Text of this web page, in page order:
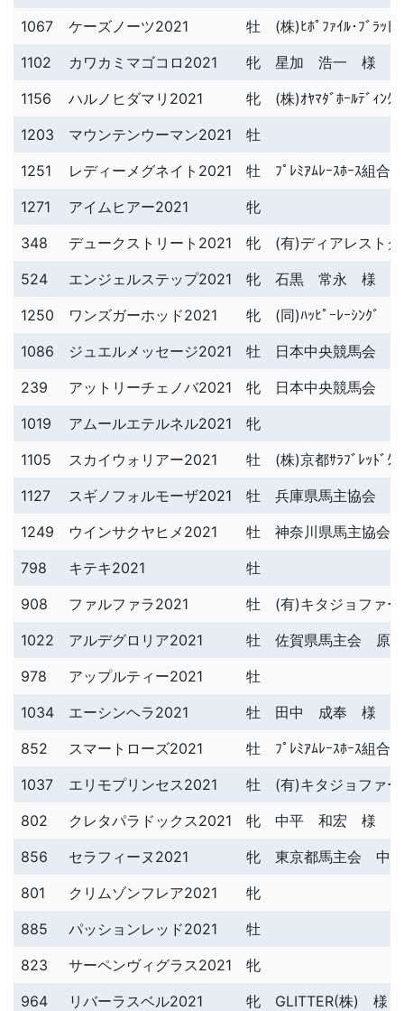
1067 ケーズノーツ2021 牡
(株)ﾋﾎﾟﾌｧｲﾙ･ﾌﾞﾗｯ
1102
カワカミマゴコロ2021 牝
星加 浩一 様
1156
ハルノヒダマリ2021 牝
(株)ｵﾔﾏﾀﾞﾎｰﾙﾃﾞｨﾝ
1203
マウンテンウーマン2021
牡
1251
レディーメグネイト2021 牡
ﾌﾟﾚﾐｱﾑﾚｰｽﾎｰｽ組
1271
アイムヒアー2021
牝
348
デュークストリート2021 牝
(有)ディアレスト
524
エンジェルステップ2021 牝
石黒 常永 様
1250
ワンズガーホッド2021 牝
(同)ﾊｯﾋﾟｰﾚｰｼﾝｸﾞ
1086
ジュエルメッセージ2021 牡
日本中央競馬会 様
239
アットリーチェノバ2021 牝
日本中央競馬会 様
1019
アムールエテルネル2021
牝
1105
スカイウォリアー2021 牡
(株)京都ｻﾗﾌﾞﾚｯﾄﾞ
1127
スギノフォルモーザ2021 牡
兵庫県馬主協会
1249
ウインサクヤヒメ2021 牡
神奈川県馬主協
798
キテキ2021
牡
908
ファルファラ2021 牡
(有)キタジョファ
1022
アルデグロリア2021 牡
佐賀県馬主会 原
978
アップルティー2021
牡
1034
エーシンヘラ2021 牡
田中 成奉 様
852
スマートローズ2021 牡
ﾌﾟﾚﾐｱﾑﾚｰｽﾎｰｽ組
1037
エリモプリンセス2021 牡
(有)キタジョファ
802
クレタパラドックス2021 牝
中平 和宏 様
856
セラフィーヌ2021 牝
東京都馬主会 中
801
クリムゾンフレア2021
牝
885
パッションレッド2021
牡
823
サーペンヴィグラス2021
牝
964
リバーラスベル2021 牝
GLITTER(株) 様